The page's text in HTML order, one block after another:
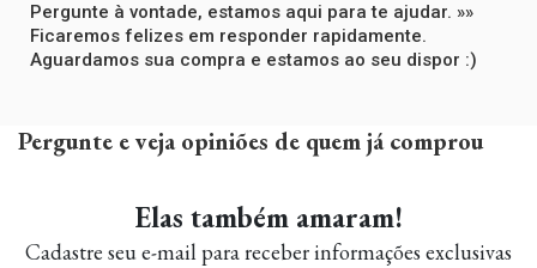
Pergunte à vontade, estamos aqui para te ajudar. »»
Ficaremos felizes em responder rapidamente.
Aguardamos sua compra e estamos ao seu dispor :)
Pergunte e veja opiniões de quem já comprou
Elas também amaram!
Cadastre seu e-mail para receber informações exclusivas